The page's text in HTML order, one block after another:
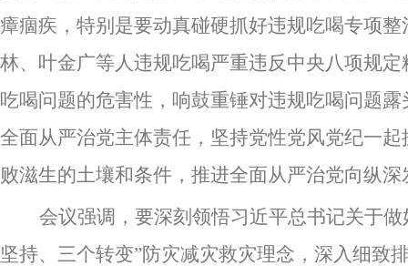
瘴痼疾，特别是要动真碰硬抓好违规吃喝专项
林、叶金广等人违规吃喝严重违反中央八项规
吃喝问题的危害性，响鼓重锤对违规吃喝问题
全面从严治党主体责任，坚持党性党风党纪一
败滋生的土壤和条件，推进全面从严治党向纵深
会议强调，要深刻领悟习近平总书记关于
坚持、三个转变”防灾减灾救灾理念，深入细致